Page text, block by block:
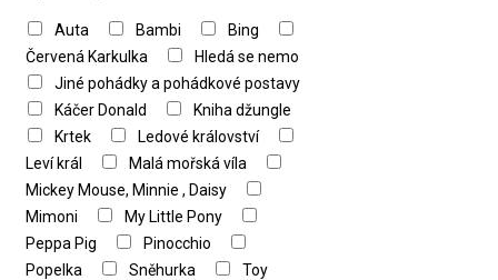
Auta Bambi
Bing
Červená Karkulka
Hledá se nemo
Jiné pohádky a pohádkové postavy
Káčer Donald
Kniha džungle
Krtek
Ledové království
Leví král
Malá mořská víla
Mickey Mouse, Minnie , Daisy
Mimoni
My Little Pony
Peppa Pig
Pinocchio
Popelka
Sněhurka
Toy